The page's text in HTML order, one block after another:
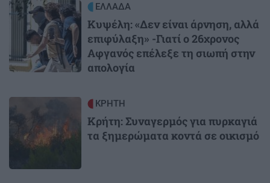
Image ΕΛΛΑΔΑ
Κυψέλη: «Δεν είναι άρνηση, αλλά
επιφύλαξη» -Γιατί ο 26χρονος
Αφγανός επέλεξε τη σιωπή στην
απολογία
ΚΡΗΤΗ
Κρήτη: Συναγερμός για πυρκαγιά
τα ξημερώματα κοντά σε οικισμό